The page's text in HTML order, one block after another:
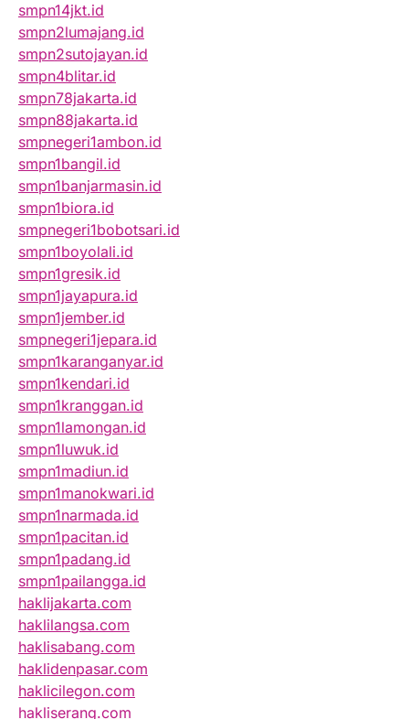
smpn14jkt.id
smpn2lumajang.id
smpn2sutojayan.id
smpn4blitar.id
smpn78jakarta.id
smpn88jakarta.id
smpnegeri1ambon.id
smpn1bangil.id
smpn1banjarmasin.id
smpn1biora.id
smpnegeri1bobotsari.id
smpn1boyolali.id
smpn1gresik.id
smpn1jayapura.id
smpn1jember.id
smpnegeri1jepara.id
smpn1karanganyar.id
smpn1kendari.id
smpn1kranggan.id
smpn1lamongan.id
smpn1luwuk.id
smpn1madiun.id
smpn1manokwari.id
smpn1narmada.id
smpn1pacitan.id
smpn1padang.id
smpn1pailangga.id
haklijakarta.com
haklilangsa.com
haklisabang.com
haklidenpasar.com
haklicilegon.com
hakliserang.com